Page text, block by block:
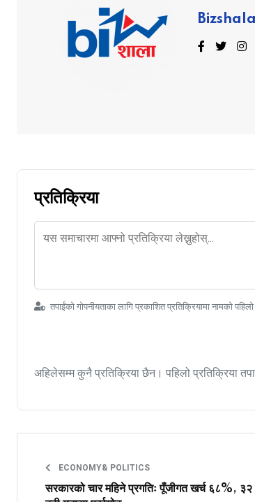
Bizshala
प्रतिक्रिया
तपाईंको गोपनीयताका लागि प्रकाशित प्रतिक्रियामा नामको
अहिलेसम्म कुनै प्रतिक्रिया छैन। पहिलो प्रतिक्रिया
ECONOMY& POLITICS
सरकारको चार महिने प्रगतिः पूँजीगत खर्च ६८%, ३२